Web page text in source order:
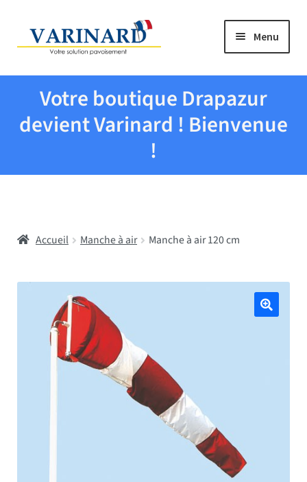
Aller à la navigation
Aller au contenu Menu
Tous les produits
Drapeaux et pavillons
Écoles
Manche à air
Mâts
Votre boutique Drapazur
devient Varinard ! Bienvenue
!
Accueil Manche à air Manche à air 120 cm